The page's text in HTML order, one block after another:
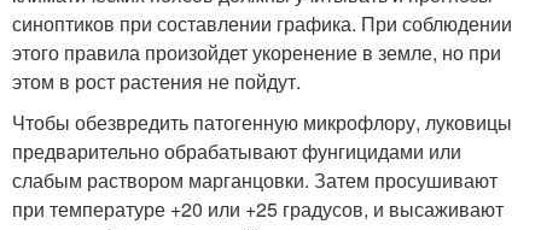
синоптиков при составлении графика. При соблюдении
этого правила произойдет укоренение в земле, но при
этом в рост растения не пойдут.
Чтобы обезвредить патогенную микрофлору, луковицы
предварительно обрабатывают фунгицидами или
слабым раствором марганцовки. Затем просушивают
при температуре +20 или +25 градусов, и высаживают